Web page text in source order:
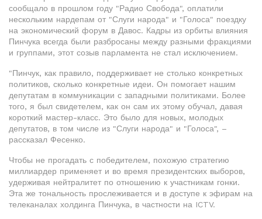
сообщало в прошлом году "Радио Свобода", оплатили
нескольким нардепам от "Слуги народа" и "Голоса" поездку
на экономический форум в Давос. Кадры из орбиты влияния
Пинчука всегда были разбросаны между разными фракциями
и группами, этот созыв парламента не стал исключением.
"Пинчук, как правило, поддерживает не столько конкретных
политиков, сколько конкретные идеи. Он помогает нашим
депутатам в коммуникации с западными политиками. Более
того, я был свидетелем, как он сам их этому обучал, давая
короткий мастер-класс. Это было для новых, молодых
депутатов, в том числе из "Слуги народа" и "Голоса", –
рассказал Фесенко.
Чтобы не прогадать с победителем, похожую стратегию
миллиардер применяет и во время президентских выборов,
удерживая нейтралитет по отношению к участникам гонки.
Эта же тональность прослеживается и в доступе к эфирам на
телеканалах холдинга Пинчука, в частности на ICTV.